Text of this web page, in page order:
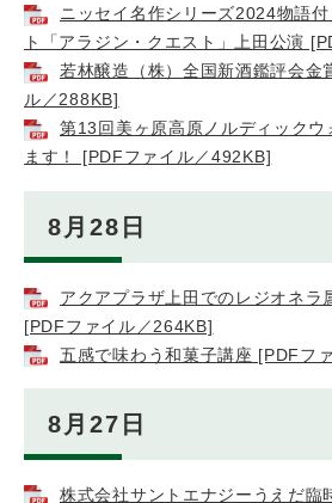
ニッセイ名作シリーズ2024物語
ト「アラジン・クエスト」上田公演
若林醸造（株）全国新酒鑑評会金
ル／288KB]
第13回美ヶ原高原ノルディック
ます！ [PDFファイル／492KB]
8月28日
アクアプラザ上田でのレジオネラ
[PDFファイル／264KB]
五感で味わう和菓子講座 [PDFフ
8月27日
株式会社サントエナジーうえだ臨